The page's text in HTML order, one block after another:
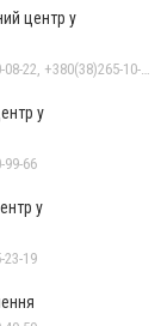
центр у
+380(38)270-08-23, +380(38)270-08-22, +380(38)265-10-45, +380(38)276-40-56
у
99-66
у
23-19